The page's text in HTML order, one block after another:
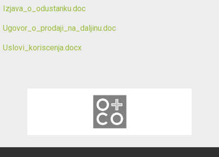
korisnika
Izjava_o_odustanku.doc
Ugovor_o_prodaji_na_daljinu.doc
Uslovi_koriscenja.docx